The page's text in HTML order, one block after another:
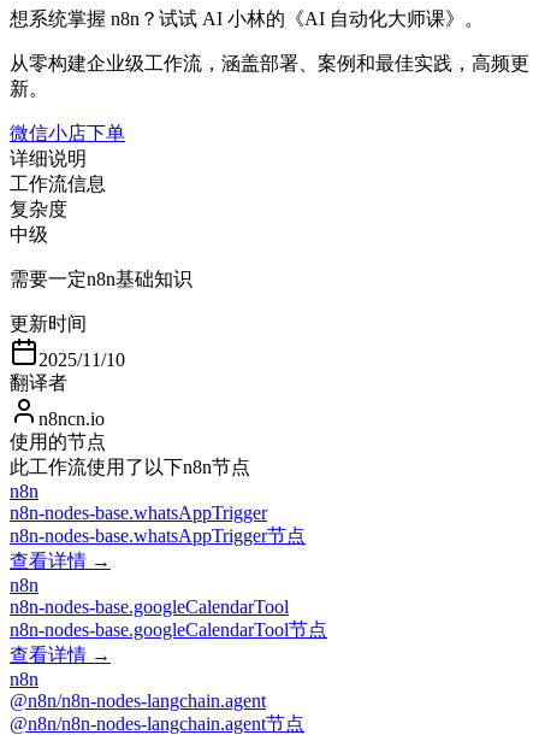
想系统掌握 n8n？试试 AI 小林的《AI 自动化大师课》。
从零构建企业级工作流，涵盖部署、案例和最佳实践，高频更
新。
微信小店下单
详细说明
工作流信息
复杂度
中级
需要一定n8n基础知识
更新时间
2025/11/10
翻译者
n8ncn.io
使用的节点
此工作流使用了以下n8n节点
n8n
n8n-nodes-base.whatsAppTrigger
n8n-nodes-base.whatsAppTrigger节点
查看详情 →
n8n
n8n-nodes-base.googleCalendarTool
n8n-nodes-base.googleCalendarTool节点
查看详情 →
n8n
@n8n/n8n-nodes-langchain.agent
@n8n/n8n-nodes-langchain.agent节点